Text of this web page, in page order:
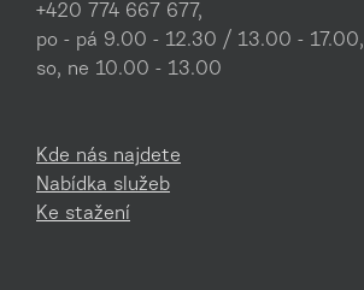
+420 774 667 677,
po - pá 9.00 - 12.30 / 13.00 - 17.00,
so, ne 10.00 - 13.00
Kde nás najdete
Nabídka služeb
Ke stažení